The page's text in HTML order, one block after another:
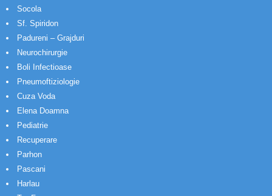
Socola
Sf. Spiridon
Padureni – Grajduri
Neurochirurgie
Boli Infectioase
Pneumoftiziologie
Cuza Voda
Elena Doamna
Pediatrie
Recuperare
Parhon
Pascani
Harlau